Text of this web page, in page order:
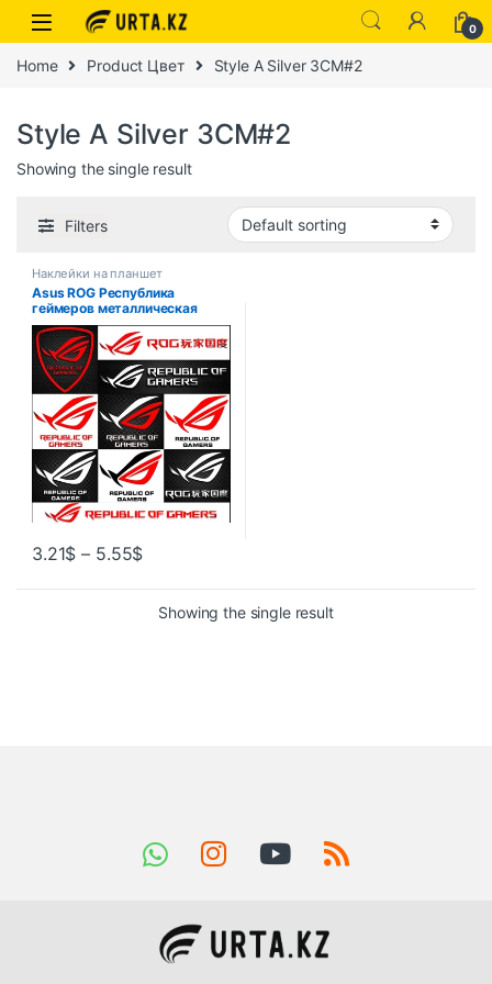
0
Home Product Цвет Style A Silver 3CM#2
Style A Silver 3CM#2
Showing the single result
Filters
Наклейки на планшет
Asus ROG Республика
геймеров металлическая
наклейка с логотипом для
ноутбука, планшета,
настольного компьютера,
цифровое
персонализированное
украшение «сделай сам»
3.21$ – 5.55$
Showing the single result